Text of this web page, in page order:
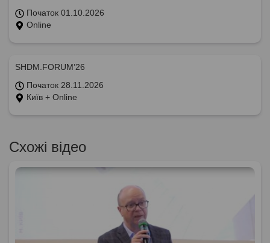
Початок 01.10.2026
Online
SHDM.FORUM’26
Початок 28.11.2026
Київ + Online
Схожі відео